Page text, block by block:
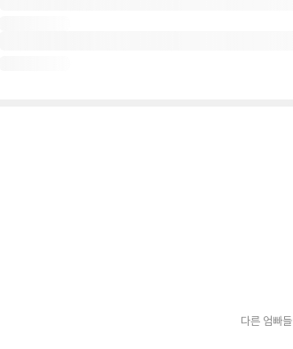
다른 엄빠